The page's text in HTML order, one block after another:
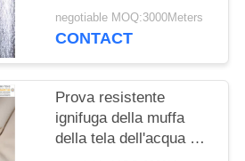
radiazione del calore
con il di alluminio
negotiable MOQ:3000Meters
CONTACT
Prova resistente
ignifuga della muffa
della tela dell'acqua del